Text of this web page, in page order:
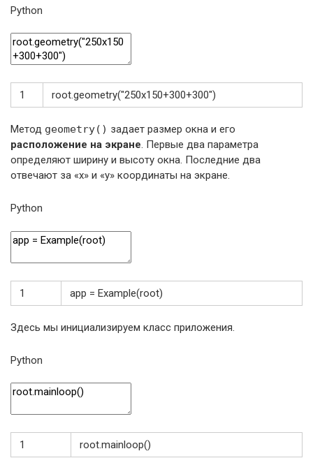
Python
1 root.geometry("250x150+300+300")
Метод geometry() задает размер окна и его
расположение на экране. Первые два параметра
определяют ширину и высоту окна. Последние два
отвечают за «x» и «y» координаты на экране.
Python
1 app = Example(root)
Здесь мы инициализируем класс приложения.
Python
1 root.mainloop()